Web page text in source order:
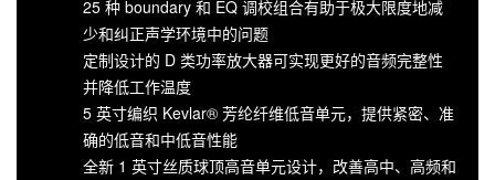
25 种 boundary 和 EQ 调校组合有助于极大限度地减
少和纠正声学环境中的问题
定制设计的 D 类功率放大器可实现更好的音频完整性
并降低工作温度
5 英寸编织 Kevlar® 芳纶纤维低音单元，提供紧密、准
确的低音和中低音性能
全新 1 英寸丝质球顶高音单元设计，改善高中、高频和